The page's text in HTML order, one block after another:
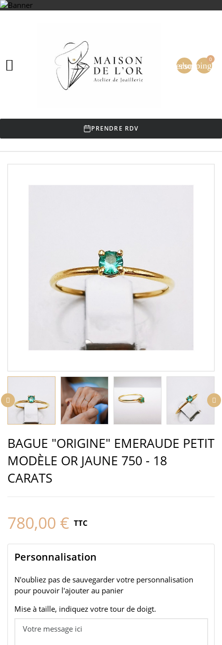
 person
0
PRENDRE RDV
BAGUE "ORIGINE" EMERAUDE PETIT
MODÈLE OR JAUNE 750 - 18
CARATS
780,00 € TTC
Personnalisation
N'oubliez pas de sauvegarder votre personnalisation
pour pouvoir l'ajouter au panier
Mise à taille, indiquez votre tour de doigt.